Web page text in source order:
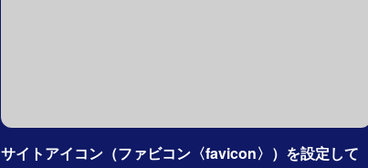
サイトアイコン（ファビコン〈favicon〉）を設定して